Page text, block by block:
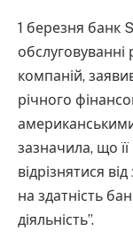
1 березня банк
обслуговуванні
компаній,
річного
зазначила, що
відрізнятися
на здатність
діяльність”.